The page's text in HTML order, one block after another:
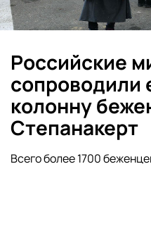
Российские
сопроводили
колонну
Степанакерт
Всего более 1700